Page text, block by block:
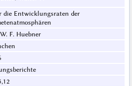
die Entwicklungsraten der
F. Huebner